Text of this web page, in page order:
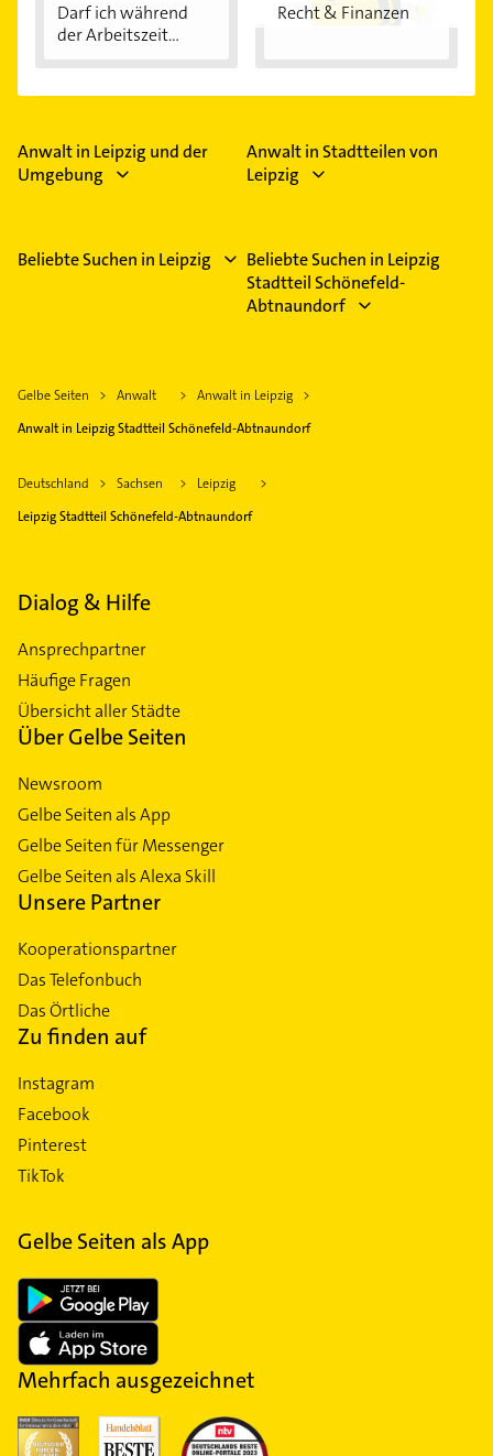
Darf ich während
der Arbeitszeit...
Recht & Finanzen
Anwalt in Leipzig und der
Umgebung
Anwalt in Stadtteilen von
Leipzig
Beliebte Suchen in Leipzig
Beliebte Suchen in Leipzig
Stadtteil Schönefeld-
Abtnaundorf
Gelbe Seiten Anwalt
Anwalt in Leipzig
Anwalt in Leipzig Stadtteil Schönefeld-Abtnaundorf
Deutschland Sachsen
Leipzig
Leipzig Stadtteil Schönefeld-Abtnaundorf
Dialog & Hilfe
Ansprechpartner
Häufige Fragen
Übersicht aller Städte
Über Gelbe Seiten
Newsroom
Gelbe Seiten als App
Gelbe Seiten für Messenger
Gelbe Seiten als Alexa Skill
Unsere Partner
Kooperationspartner
Das Telefonbuch
Das Örtliche
Zu finden auf
Instagram
Facebook
Pinterest
TikTok
Gelbe Seiten als App
Mehrfach ausgezeichnet